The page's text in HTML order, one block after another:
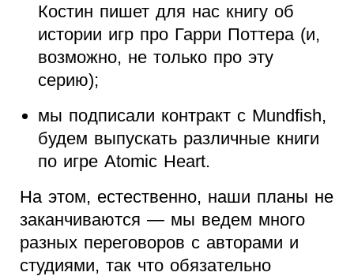
Костин пишет для нас книгу об
истории игр про Гарри Поттера (и,
возможно, не только про эту
серию);
мы подписали контракт с Mundfish,
будем выпускать различные книги
по игре Atomic Heart.
На этом, естественно, наши планы не
заканчиваются — мы ведем много
разных переговоров с авторами и
студиями, так что обязательно